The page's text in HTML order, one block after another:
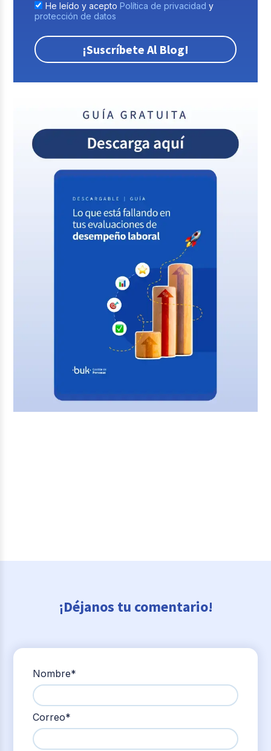
He leído y acepto Política de privacidad y
protección de datos
¡Déjanos tu comentario!
Nombre*
Correo*